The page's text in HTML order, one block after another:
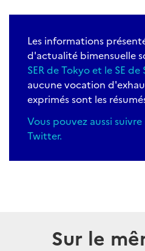
Les informations
d'actualité bimensuelle
SER de Tokyo et le SE de
aucune vocation
exprimés sont les
Vous pouvez aussi suivre
Twitter.
Sur le